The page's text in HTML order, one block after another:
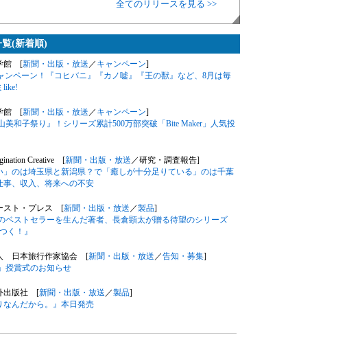
全てのリリースを見る >>
(新着順)
館 [新聞・出版・放送 ／ キャンペーン]
ンペーン！『コヒバニ』『カノ嘘』『王の獣』など、8月は毎
like!
館 [新聞・出版・放送 ／ キャンペーン]
美和子祭り』！シリーズ累計500万部突破「Bite Maker」人気投
Creative [新聞・出版・放送 ／研究・調査報告]
」のは埼玉県と新潟県？で「癒しが十分足りている」のは千葉
事、収入、将来への不安
スト・プレス [新聞・出版・放送 ／製品]
ベストセラーを生んだ著者、長倉顕太が贈る待望のシリーズ
く！』
日本旅行作家協会 [新聞・出版・放送 ／告知・募集]
授賞式のお知らせ
出版社 [新聞・出版・放送 ／製品]
んだから。』本日発売